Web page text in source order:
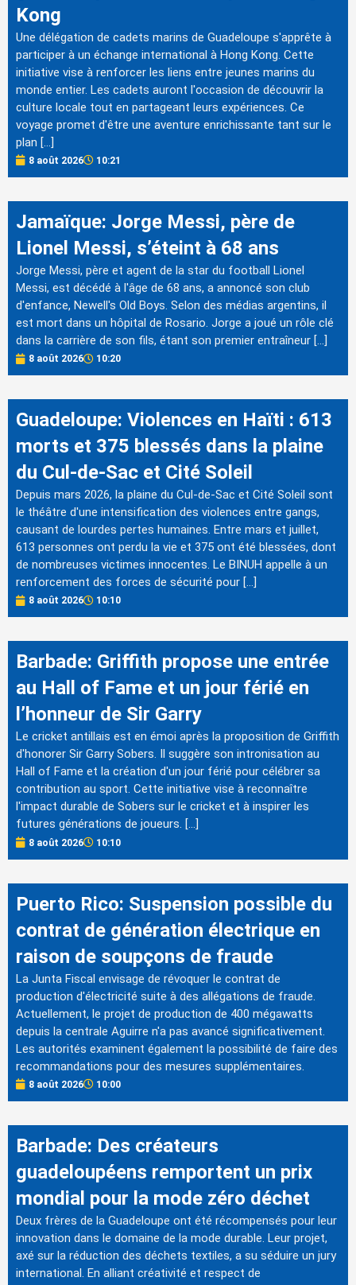
Kong
Une délégation de cadets marins de Guadeloupe s'apprête à
participer à un échange international à Hong Kong. Cette
initiative vise à renforcer les liens entre jeunes marins du
monde entier. Les cadets auront l'occasion de découvrir la
culture locale tout en partageant leurs expériences. Ce
voyage promet d'être une aventure enrichissante tant sur le
plan […]
8 août 2026 10:21
Jamaïque: Jorge Messi, père de
Lionel Messi, s’éteint à 68 ans
Jorge Messi, père et agent de la star du football Lionel
Messi, est décédé à l'âge de 68 ans, a annoncé son club
d'enfance, Newell's Old Boys. Selon des médias argentins, il
est mort dans un hôpital de Rosario. Jorge a joué un rôle clé
dans la carrière de son fils, étant son premier entraîneur […]
8 août 2026 10:20
Guadeloupe: Violences en Haïti : 613
morts et 375 blessés dans la plaine
du Cul-de-Sac et Cité Soleil
Depuis mars 2026, la plaine du Cul-de-Sac et Cité Soleil sont
le théâtre d'une intensification des violences entre gangs,
causant de lourdes pertes humaines. Entre mars et juillet,
613 personnes ont perdu la vie et 375 ont été blessées, dont
de nombreuses victimes innocentes. Le BINUH appelle à un
renforcement des forces de sécurité pour […]
8 août 2026 10:10
Barbade: Griffith propose une entrée
au Hall of Fame et un jour férié en
l’honneur de Sir Garry
Le cricket antillais est en émoi après la proposition de Griffith
d'honorer Sir Garry Sobers. Il suggère son intronisation au
Hall of Fame et la création d'un jour férié pour célébrer sa
contribution au sport. Cette initiative vise à reconnaître
l'impact durable de Sobers sur le cricket et à inspirer les
futures générations de joueurs. […]
8 août 2026 10:10
Puerto Rico: Suspension possible du
contrat de génération électrique en
raison de soupçons de fraude
La Junta Fiscal envisage de révoquer le contrat de
production d'électricité suite à des allégations de fraude.
Actuellement, le projet de production de 400 mégawatts
depuis la centrale Aguirre n'a pas avancé significativement.
Les autorités examinent également la possibilité de faire des
recommandations pour des mesures supplémentaires.
8 août 2026 10:00
Barbade: Des créateurs
guadeloupéens remportent un prix
mondial pour la mode zéro déchet
Deux frères de la Guadeloupe ont été récompensés pour leur
innovation dans le domaine de la mode durable. Leur projet,
axé sur la réduction des déchets textiles, a su séduire un jury
international. En alliant créativité et respect de